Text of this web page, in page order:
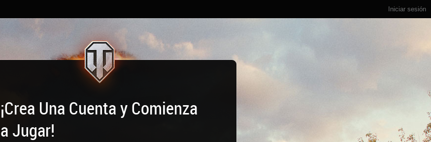
Iniciar sesión
¡Crea Una Cuenta y Comienza
a Jugar!